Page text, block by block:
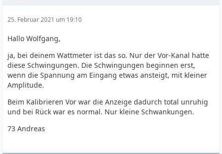
25. Februar 2021 um 19:10
Hallo Wolfgang,
ja, bei deinem Wattmeter ist das so. Nur der Vor-Kanal hatte
diese Schwingungen. Die Schwingungen beginnen erst,
wenn die Spannung am Eingang etwas ansteigt, mit kleiner
Amplitude.
Beim Kalibrieren Vor war die Anzeige dadurch total unruhig
und bei Rück war es normal. Nur kleine Schwankungen.
73 Andreas